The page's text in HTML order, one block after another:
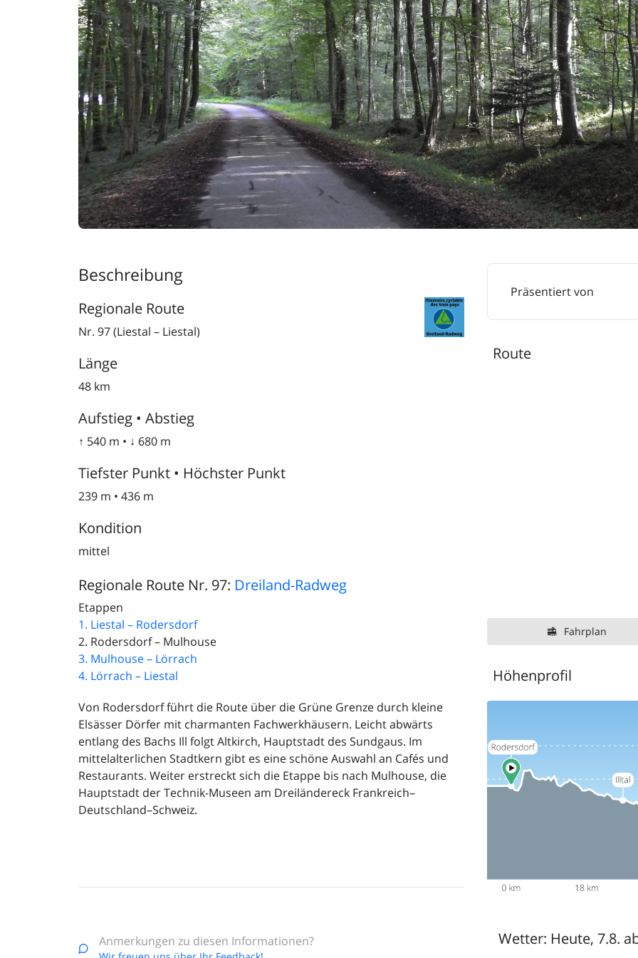
Beschreibung
Regionale Route
Nr. 97 (Liestal – Liestal)
Länge
48 km
Aufstieg • Abstieg
↑ 540 m • ↓ 680 m
Tiefster Punkt • Höchster Punkt
239 m • 436 m
Kondition
mittel
Regionale Route Nr. 97: Dreiland-Radweg
Etappen
1. Liestal – Rodersdorf
2. Rodersdorf – Mulhouse
3. Mulhouse – Lörrach
4. Lörrach – Liestal
Von Rodersdorf führt die Route über die Grüne Grenze durch kleine
Elsässer Dörfer mit charmanten Fachwerkhäusern. Leicht abwärts
entlang des Bachs Ill folgt Altkirch, Hauptstadt des Sundgaus. Im
mittelalterlichen Stadtkern gibt es eine schöne Auswahl an Cafés und
Restaurants. Weiter erstreckt sich die Etappe bis nach Mulhouse, die
Hauptstadt der Technik-Museen am Dreiländereck Frankreich–
Deutschland–Schweiz.
Anmerkungen zu diesen Informationen?
Präsentiert von
Route
Fahrplan
Höhenprofil
Wetter: Heute, 7.8.